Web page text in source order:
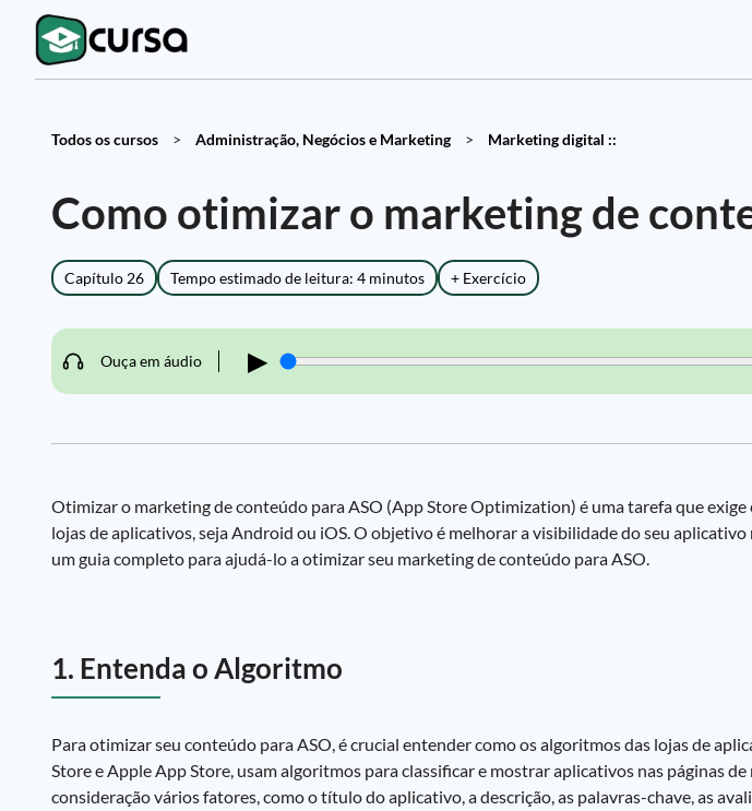
Todos os cursos > Administração, Negócios e Marketing > Marketing digital ::
Como otimizar o marketing de
Capítulo 26 Tempo estimado de leitura: 4 minutos + Exercício
Ouça em áudio ▶
Otimizar o marketing de conteúdo para ASO (App Store Optimization) é uma tarefa que
lojas de aplicativos, seja Android ou iOS. O objetivo é melhorar a visibilidade do seu
um guia completo para ajudá-lo a otimizar seu marketing de conteúdo para ASO.
1. Entenda o Algoritmo
Para otimizar seu conteúdo para ASO, é crucial entender como os algoritmos das lojas de
Store e Apple App Store, usam algoritmos para classificar e mostrar aplicativos nas páginas
consideração vários fatores, como o título do aplicativo, a descrição, as palavras-chave, as